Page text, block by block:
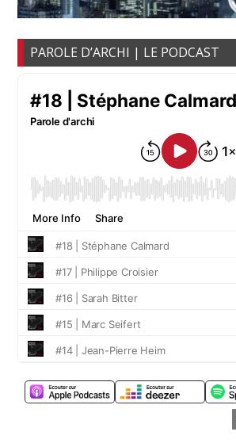
PAROLE D’ARCHI | LE PODCAST